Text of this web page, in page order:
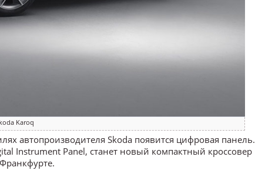
Karoq
автопроизводителя Skoda появится цифровая панель.
Instrument Panel, станет новый компактный кроссовер